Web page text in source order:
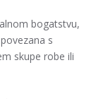
bogatstvu,
s
skupe robe ili